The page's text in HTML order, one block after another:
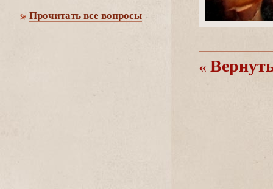
Прочитать все вопросы